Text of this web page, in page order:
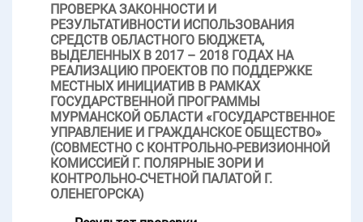
ПРОВЕРКА ЗАКОННОСТИ И
РЕЗУЛЬТАТИВНОСТИ ИСПОЛЬЗОВАНИЯ
СРЕДСТВ ОБЛАСТНОГО БЮДЖЕТА,
ВЫДЕЛЕННЫХ В 2017 – 2018 ГОДАХ НА
РЕАЛИЗАЦИЮ ПРОЕКТОВ ПО ПОДДЕРЖКЕ
МЕСТНЫХ ИНИЦИАТИВ В РАМКАХ
ГОСУДАРСТВЕННОЙ ПРОГРАММЫ
МУРМАНСКОЙ ОБЛАСТИ «ГОСУДАРСТВЕННОЕ
УПРАВЛЕНИЕ И ГРАЖДАНСКОЕ ОБЩЕСТВО»
(СОВМЕСТНО С КОНТРОЛЬНО-РЕВИЗИОННОЙ
КОМИССИЕЙ Г. ПОЛЯРНЫЕ ЗОРИ И
КОНТРОЛЬНО-СЧЕТНОЙ ПАЛАТОЙ Г.
ОЛЕНЕГОРСКА)